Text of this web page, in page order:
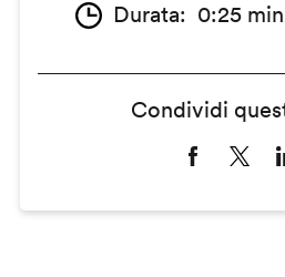
Durata 0:25 min
Condividi